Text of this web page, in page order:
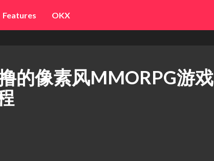
Features OKX
的像素风MMORPG游戏